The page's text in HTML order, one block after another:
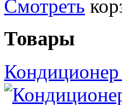
Смотреть
Товары